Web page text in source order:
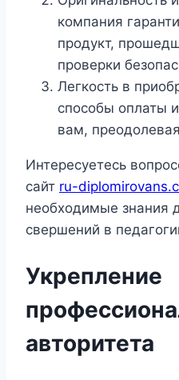
компания
продукт,
проверки
Легкость в
способы оплаты
вам,
Интересуетесь
сайт ru-
необходимые знания
свершений в
Укрепление
авторитета